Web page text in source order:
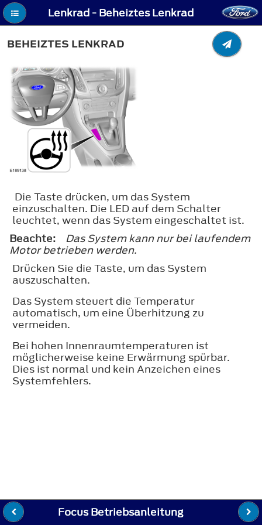
Lenkrad - Beheiztes Lenkrad
BEHEIZTES LENKRAD
Die Taste drücken, um das System
einzuschalten. Die LED auf dem Schalter
leuchtet, wenn das System eingeschaltet ist.
Beachte:
Das System kann nur bei laufendem
Motor betrieben werden.
Drücken Sie die Taste, um das System
auszuschalten.
Das System steuert die Temperatur
automatisch, um eine Überhitzung zu
vermeiden.
Bei hohen Innenraumtemperaturen ist
möglicherweise keine Erwärmung spürbar.
Dies ist normal und kein Anzeichen eines
Systemfehlers.
Focus Betriebsanleitung